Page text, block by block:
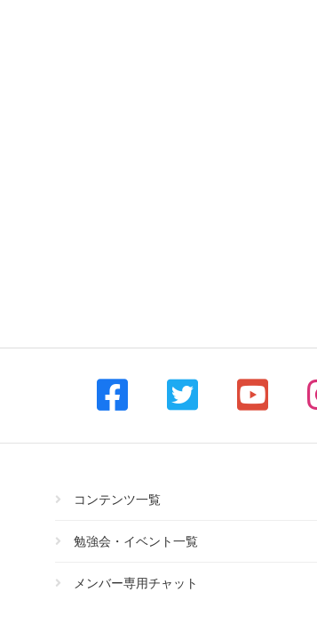
コンテンツ一覧
勉強会・イベント一覧
メンバー専用チャット